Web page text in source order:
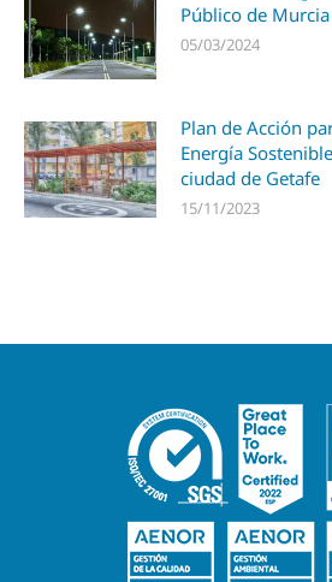
Público de Murcia
05/03/2024
Plan de Acción
Energía
ciudad de Getafe
15/11/2023